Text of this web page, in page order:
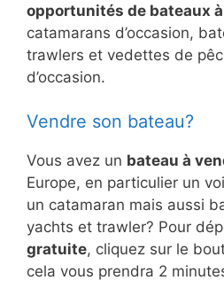
opportunités de bateaux
catamarans d’occasion,
trawlers et vedettes de
d’occasion.
Vendre son bateau?
Vous avez un bateau à
Europe, en particulier un
un catamaran mais aussi
yachts et trawler? Pour
gratuite, cliquez sur le
cela vous prendra 2